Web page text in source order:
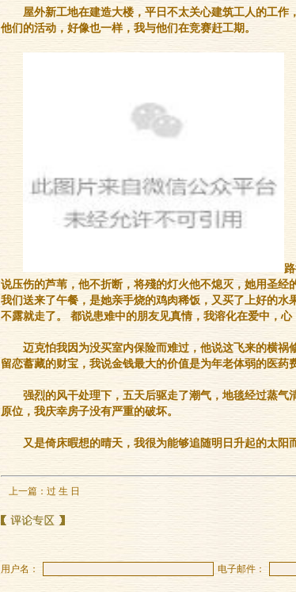
屋外新工地在建造大楼，平日不太关心建筑工人的工作
他们的活动，好像也一样，我与他们在竞赛赶工期。
说压伤的芦苇，他不折断，将殘的灯火他不熄灭，她用圣经
我们送来了午餐，是她亲手烧的鸡肉稀饭，又买了上好的水
不露就走了。 都说患难中的朋友见真情，我溶化在爱中，心
迈克怕我因为没买室内保险而难过，他说这飞来的横祸
留恋蓄藏的财宝，我说金钱最大的价值是为年老体弱的医药
强烈的风干处理下，五天后驱走了潮气，地毯经过蒸气
原位，我庆幸房子没有严重的破坏。
又是倚床暇想的晴天，我很为能够追随明日升起的太阳
上一篇： 过 生 日
用户名： 电子邮件：